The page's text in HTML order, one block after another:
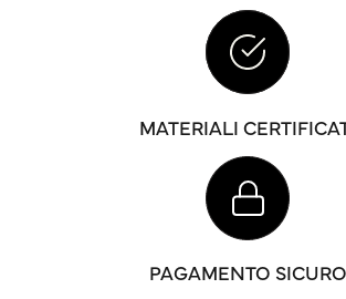
MATERIALI
PAGAMENTO SICURO